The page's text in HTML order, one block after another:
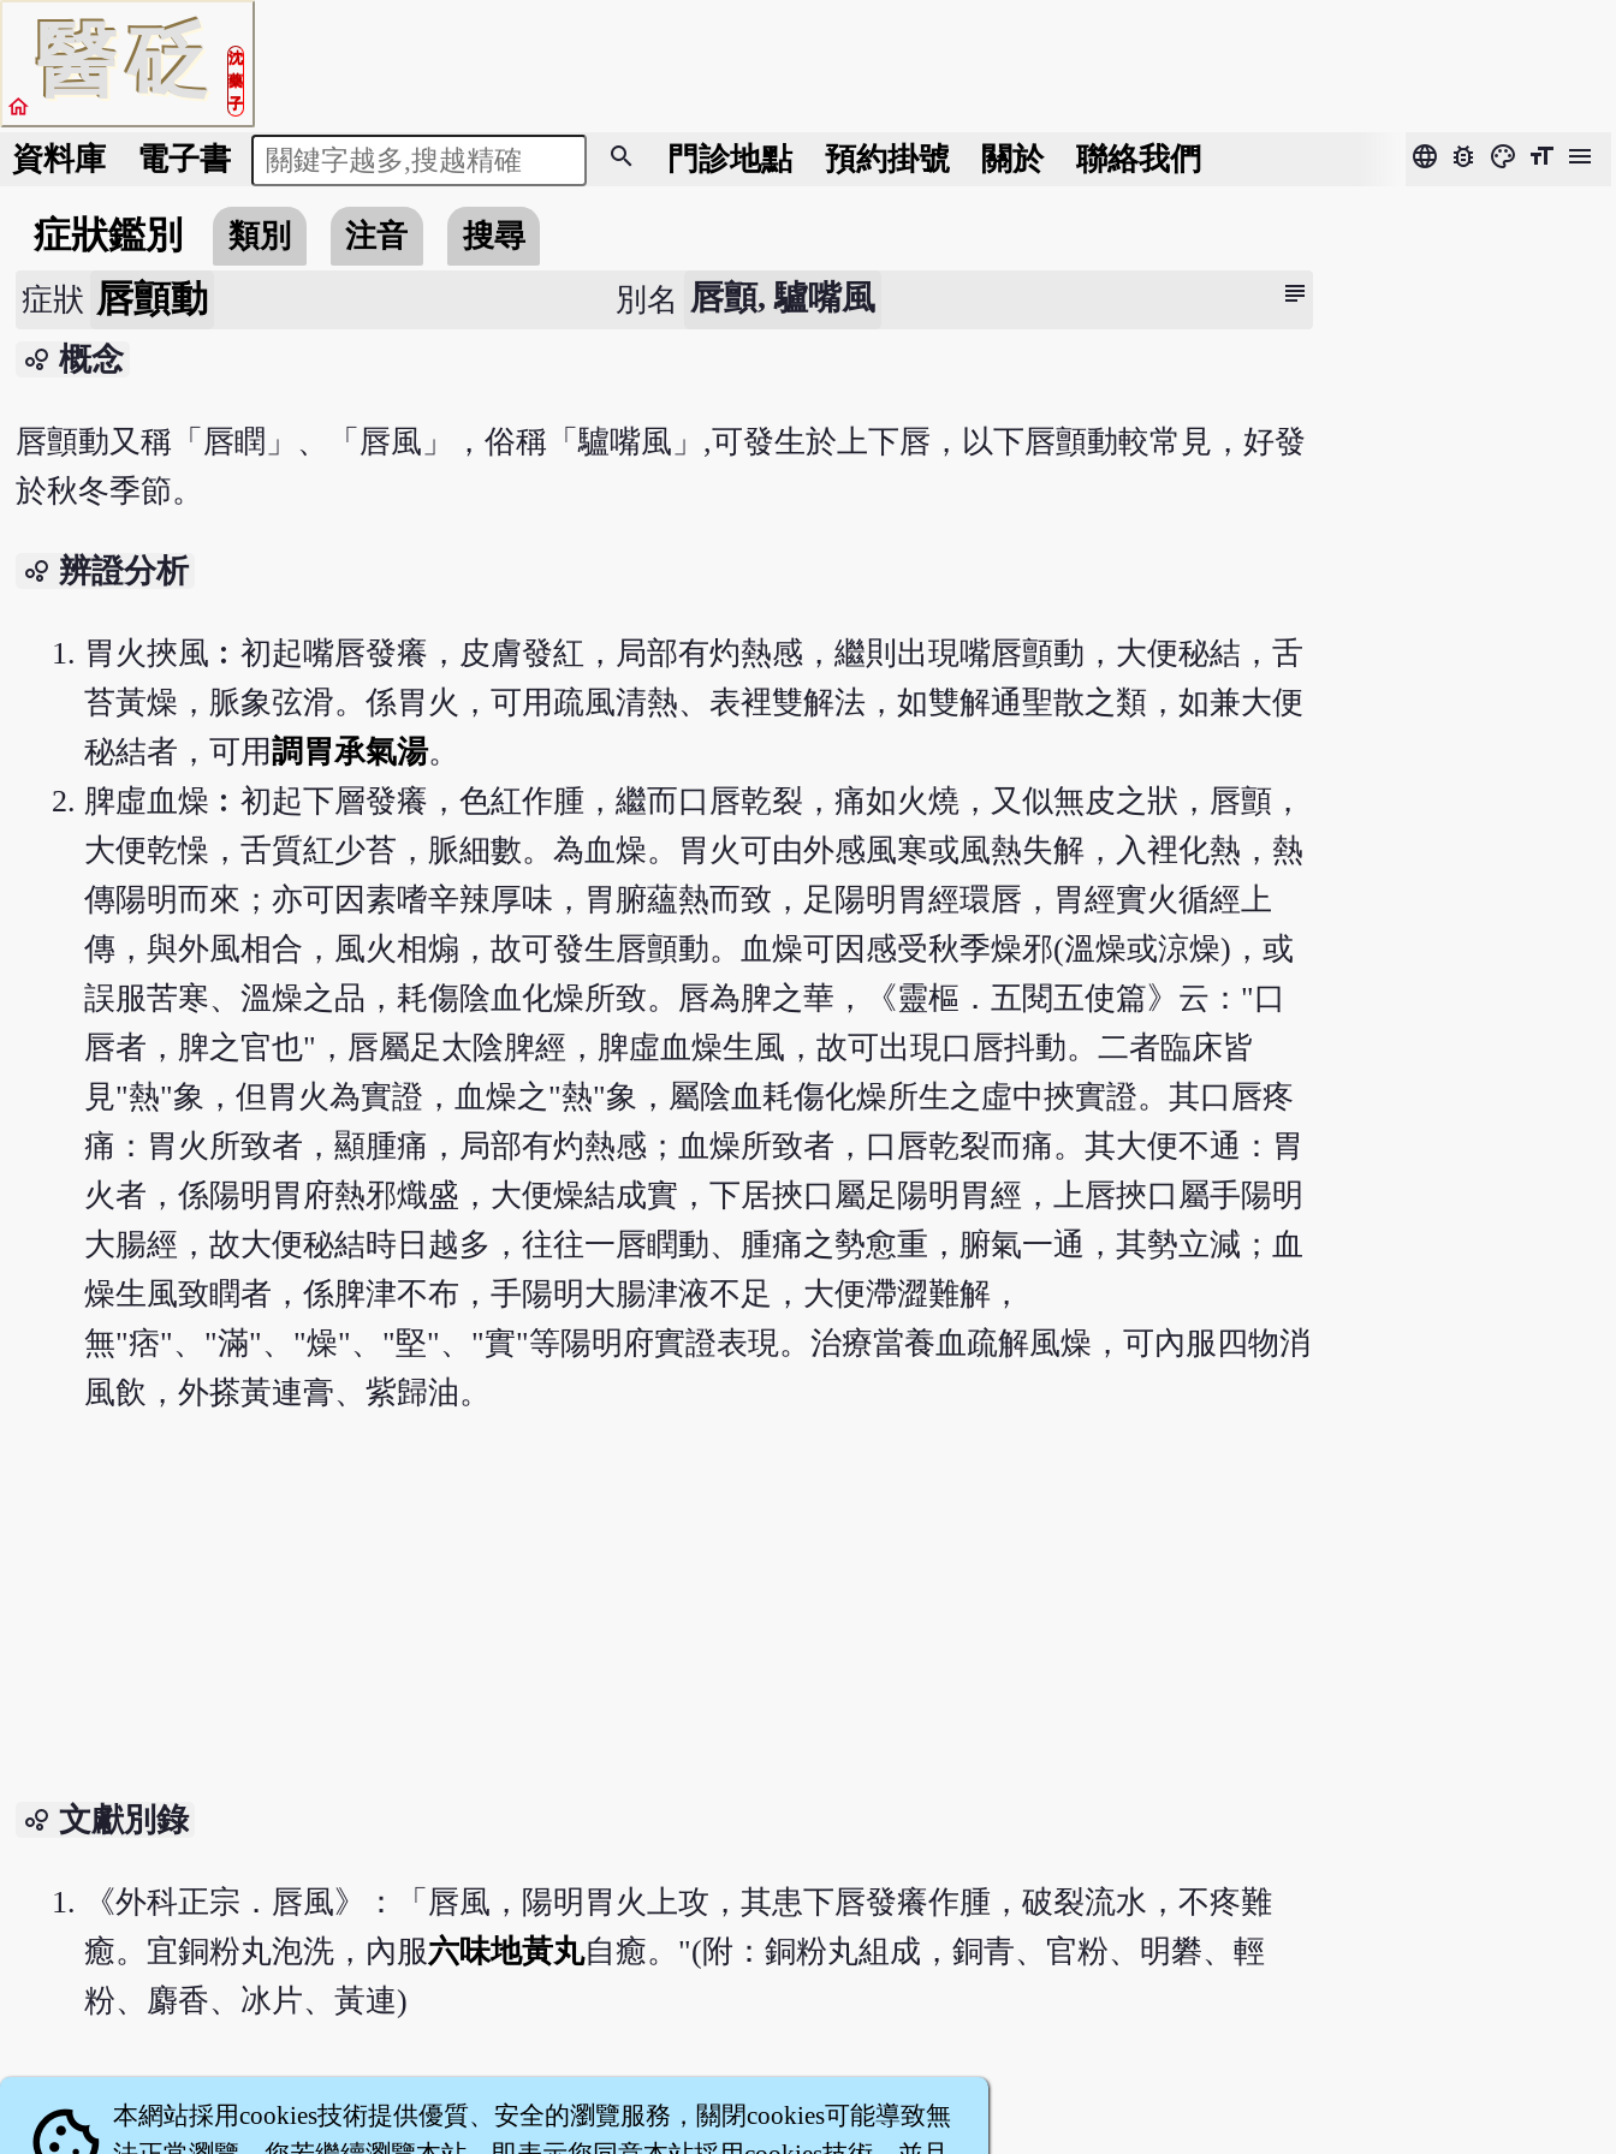
醫砭
沈
藥
子
home
資料庫 電子書 search 門診地點 預約掛號 關於 聯絡我們 language bug_report color_lens format_size menu
症狀鑑別 類別 注音 搜尋
subject
症狀 唇顫動 別名 唇顫, 驢嘴風
bubble_chart 概念
唇顫動又稱「唇瞤」、「唇風」，俗稱「驢嘴風」,可發生於上下唇，以下唇顫動較常見，好發
於秋冬季節。
bubble_chart 辨證分析
胃火挾風︰初起嘴唇發癢，皮膚發紅，局部有灼熱感，繼則出現嘴唇顫動，大便秘結，舌
苔黃燥，脈象弦滑。係胃火，可用疏風清熱、表裡雙解法，如雙解通聖散之類，如兼大便
秘結者，可用調胃承氣湯。
脾虛血燥︰初起下層發癢，色紅作腫，繼而口唇乾裂，痛如火燒，又似無皮之狀，唇顫，
大便乾懆，舌質紅少苔，脈細數。為血燥。胃火可由外感風寒或風熱失解，入裡化熱，熱
傳陽明而來；亦可因素嗜辛辣厚味，胃腑蘊熱而致，足陽明胃經環唇，胃經實火循經上
傳，與外風相合，風火相煽，故可發生唇顫動。血燥可因感受秋季燥邪(溫燥或涼燥)，或
誤服苦寒、溫燥之品，耗傷陰血化燥所致。唇為脾之華，《靈樞．五閱五使篇》云："口
唇者，脾之官也"，唇屬足太陰脾經，脾虛血燥生風，故可出現口唇抖動。二者臨床皆
見"熱"象，但胃火為實證，血燥之"熱"象，屬陰血耗傷化燥所生之虛中挾實證。其口唇疼
痛：胃火所致者，顯腫痛，局部有灼熱感；血燥所致者，口唇乾裂而痛。其大便不通：胃
火者，係陽明胃府熱邪熾盛，大便燥結成實，下居挾口屬足陽明胃經，上唇挾口屬手陽明
大腸經，故大便秘結時日越多，往往一唇瞤動、腫痛之勢愈重，腑氣一通，其勢立減；血
燥生風致瞤者，係脾津不布，手陽明大腸津液不足，大便滯澀難解，
無"痞"、"滿"、"燥"、"堅"、"實"等陽明府實證表現。治療當養血疏解風燥，可內服四物消
風飲，外搽黃連膏、紫歸油。
bubble_chart 文獻別錄
《外科正宗．唇風》：「唇風，陽明胃火上攻，其患下唇發癢作腫，破裂流水，不疼難
癒。宜銅粉丸泡洗，內服六味地黃丸自癒。"(附：銅粉丸組成，銅青、官粉、明礬、輕
粉、麝香、冰片、黃連)
English version本網站採用cookies技術提供優質、安全的瀏覽服務，關閉cookies可能導致無